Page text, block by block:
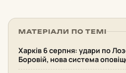
МАТЕРІАЛИ ПО ТЕМІ
Харків 6 серпня: удари по
Боровій, нова система